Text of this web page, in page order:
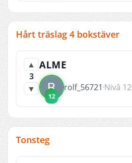
Hårt träslag 4 bokstäver
▲
3
▼
ALME
12
rolf_56721 Nivå 12
Tonsteg